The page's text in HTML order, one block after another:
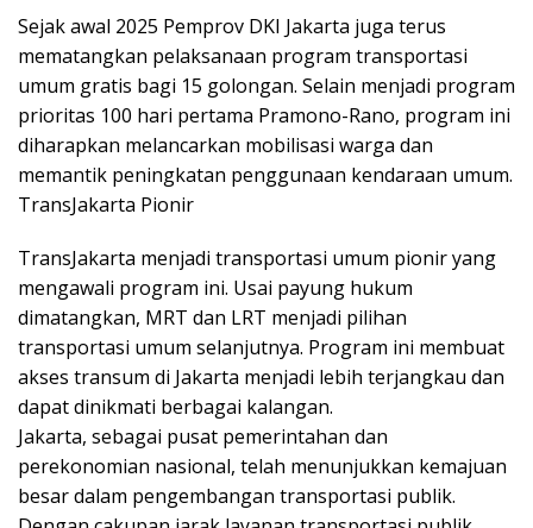
Sejak awal 2025 Pemprov DKI Jakarta juga terus
mematangkan pelaksanaan program transportasi
umum gratis bagi 15 golongan. Selain menjadi program
prioritas 100 hari pertama Pramono-Rano, program ini
diharapkan melancarkan mobilisasi warga dan
memantik peningkatan penggunaan kendaraan umum.
TransJakarta Pionir
TransJakarta menjadi transportasi umum pionir yang
mengawali program ini. Usai payung hukum
dimatangkan, MRT dan LRT menjadi pilihan
transportasi umum selanjutnya. Program ini membuat
akses transum di Jakarta menjadi lebih terjangkau dan
dapat dinikmati berbagai kalangan.
Jakarta, sebagai pusat pemerintahan dan
perekonomian nasional, telah menunjukkan kemajuan
besar dalam pengembangan transportasi publik.